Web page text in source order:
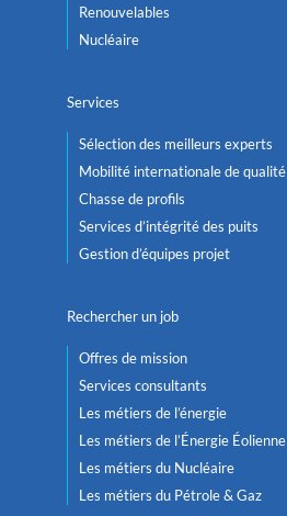
Renouvelables
Nucléaire
Services
Sélection des meilleurs experts
Mobilité internationale de qualité
Chasse de profils
Services d’intégrité des puits
Gestion d’équipes projet
Rechercher un job
Offres de mission
Services consultants
Les métiers de l’énergie
Les métiers de l’Énergie Éolienne
Les métiers du Nucléaire
Les métiers du Pétrole & Gaz